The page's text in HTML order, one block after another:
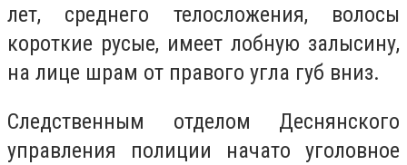
лет, среднего телосложения, волосы
короткие русые, имеет лобную залысину,
на лице шрам от правого угла губ вниз.
Следственным отделом Деснянского
управления полиции начато уголовное